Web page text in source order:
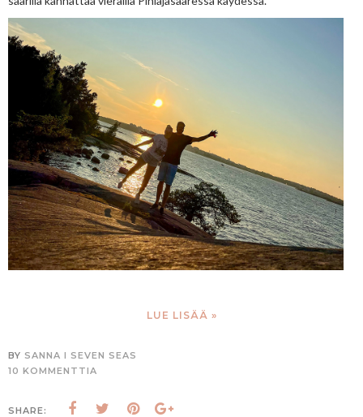
LUE LISÄÄ »
BY SANNA I SEVEN SEAS
10 KOMMENTTIA
SHARE: